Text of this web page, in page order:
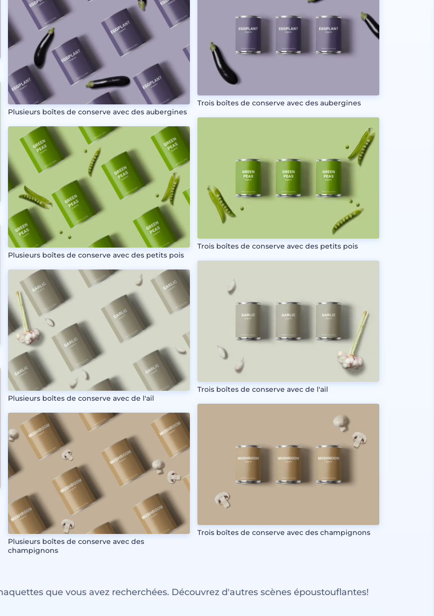
Plusieurs boîtes de conserve avec des aubergines
Plusieurs boîtes de conserve avec des petits pois
Plusieurs boîtes de conserve avec de l'ail
Plusieurs boîtes de conserve avec des
champignons
Trois boîtes de conserve avec des aubergines
Trois boîtes de conserve avec des petits pois
Trois boîtes de conserve avec de l'ail
Trois boîtes de conserve avec des champignons
que vous avez recherchées. Découvrez d'autres scènes époustouflantes!